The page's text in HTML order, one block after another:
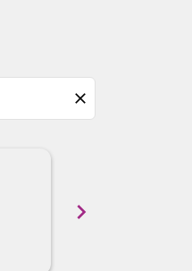
close
chevron_right